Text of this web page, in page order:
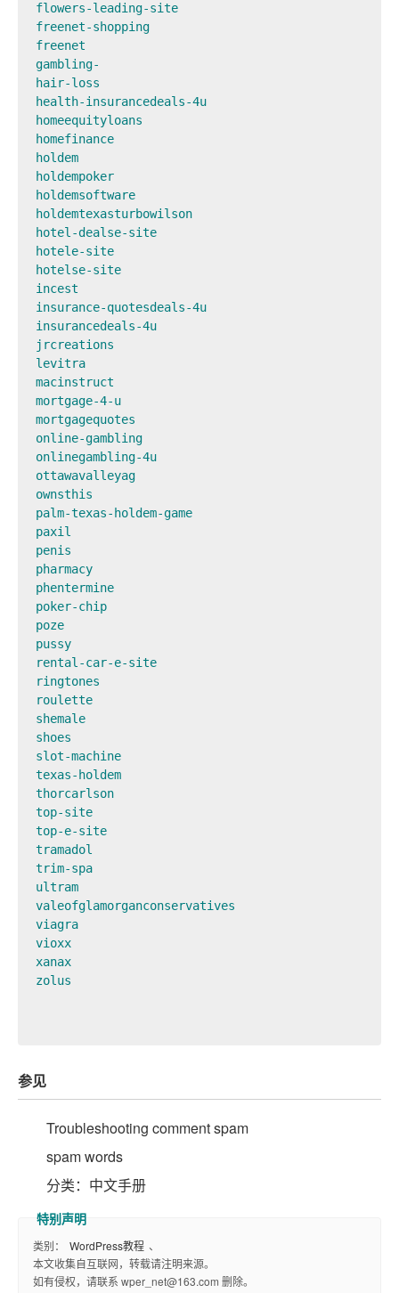
flowers-leading-site
freenet-shopping
freenet
gambling-
hair-loss
health-insurancedeals-4u
homeequityloans
homefinance
holdem
holdempoker
holdemsoftware
holdemtexasturbowilson
hotel-dealse-site
hotele-site
hotelse-site
incest
insurance-quotesdeals-4u
insurancedeals-4u
jrcreations
levitra
macinstruct
mortgage-4-u
mortgagequotes
online-gambling
onlinegambling-4u
ottawavalleyag
ownsthis
palm-texas-holdem-game
paxil
penis
pharmacy
phentermine
poker-chip
poze
pussy
rental-car-e-site
ringtones
roulette
shemale
shoes
slot-machine
texas-holdem
thorcarlson
top-site
top-e-site
tramadol
trim-spa
ultram
valeofglamorganconservatives
viagra
vioxx
xanax
zolus
参见
Troubleshooting comment spam
spam words
分类：中文手册
类别： WordPress教程 、
本文收集自互联网，转载请注明来源。
如有侵权，请联系 wper_net@163.com 删除。